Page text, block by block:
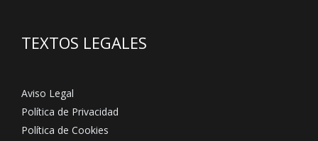
TEXTOS LEGALES
Aviso Legal
Política de Privacidad
Política de Cookies